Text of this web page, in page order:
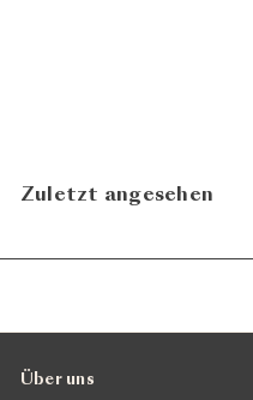
Zuletzt angesehen
Über uns